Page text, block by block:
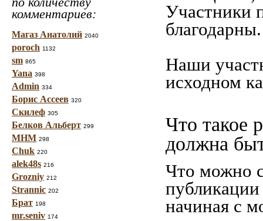
комментариев:
Магаз Анатолий 2040
poroch 1132
sm 865
Yana 398
Admin 334
Борис Ассеев 320
Скилеф 305
Белков Альберт 299
МНМ 298
Chuk 220
alek48s 216
Grozniy 212
Strannic 202
Брат 198
mr.seniv 174
Участники
благодарны.
Наши
исходном
Что такое
должна
Что можно
начиная c